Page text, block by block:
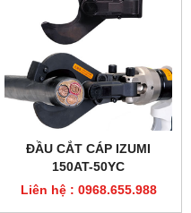
ĐẦU CẮT CÁP IZUMI
150AT-50YC
Liên hệ : 0968.655.988